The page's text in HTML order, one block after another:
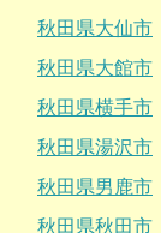
秋田県大仙市
秋田県大館市
秋田県横手市
秋田県湯沢市
秋田県男鹿市
秋田県秋田市